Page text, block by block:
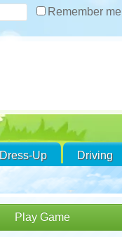
Remember me
Dress-Up
Driving
Play Game